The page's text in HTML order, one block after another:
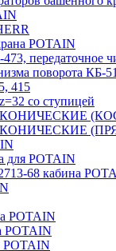
POTAIN
передаточное
поворота КБ-
415
со ступицей
для POTAIN
68 кабина
POTAIN
POTAIN
POTAIN